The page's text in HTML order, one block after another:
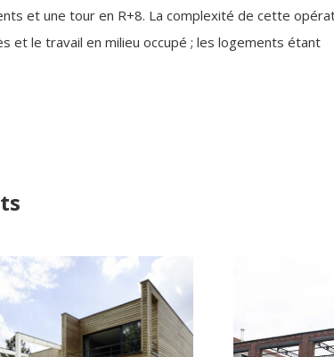
et une tour en R+8. La complexité de cette
et le travail en milieu occupé ; les logements étant